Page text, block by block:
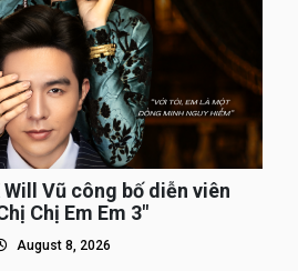
Will Vũ công bố diễn viên
Chị Em Em 3″
August 8, 2026